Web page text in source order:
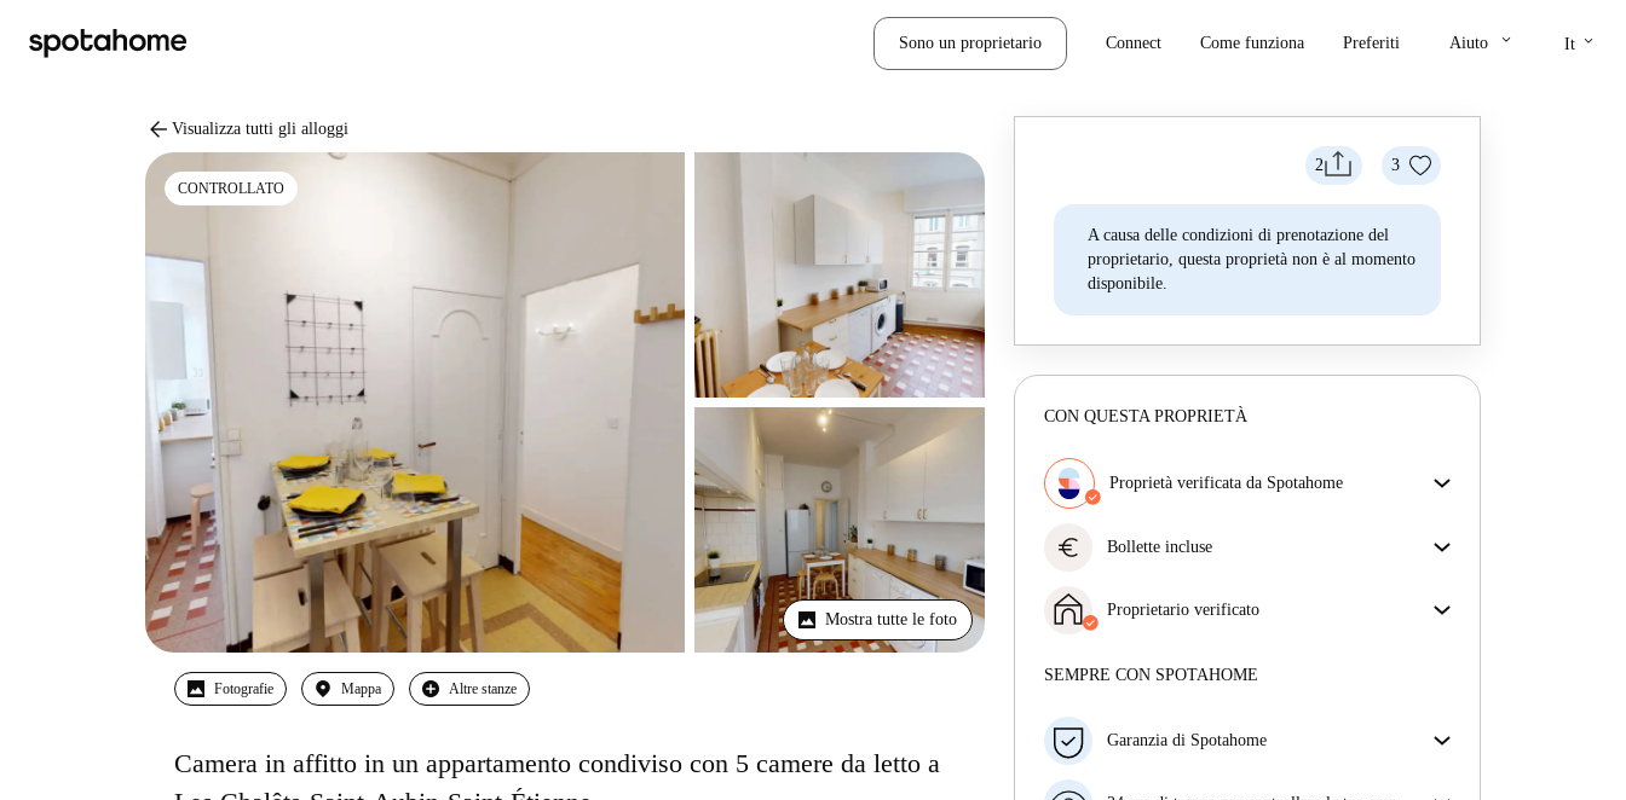
Sono un proprietario Connect Come funziona Preferiti Aiuto keyboard_arrow_down It keyboard_arrow_down
arrow_back Visualizza tutti gli alloggi
CONTROLLATO
Mostra tutte le foto
Fotografie Mappa Altre stanze
Camera in affitto in un appartamento condiviso con 5 camere da letto a
2 3
A causa delle condizioni di prenotazione del
proprietario, questa proprietà non è al momento
disponibile.
CON QUESTA PROPRIETÀ
Proprietà verificata da Spotahome
ottieni esattamente ciò che vedi nell'annuncio.
euro Bollette incluse
incluse, che coprono l'affitto e le utenze per
un'esperienza di affitto senza problemi.
Proprietario verificato
Maggiori informazioni su questo locatore
SEMPRE CON SPOTAHOME
Garanzia di Spotahome